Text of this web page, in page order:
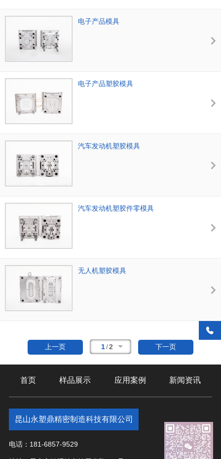
电子产品模具
电子产品塑胶模具
汽车发动机塑胶模具
汽车发动机塑胶件零模具
无人机塑胶模具
上一页 1/2 下一页
首页 样品展示 应用案例 新闻资讯
昆山永塑鼎精密制造科技有限公司
电话：181-6857-9529